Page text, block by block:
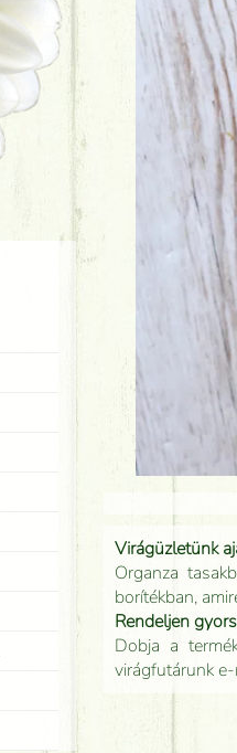
Virágüzletünk
Organza
borítékban,
Rendeljen
Dobja a
virágfutárunk